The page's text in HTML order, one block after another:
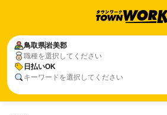
鳥取県岩美郡
職種を選択してください
日払いOK
キーワードを選択してください